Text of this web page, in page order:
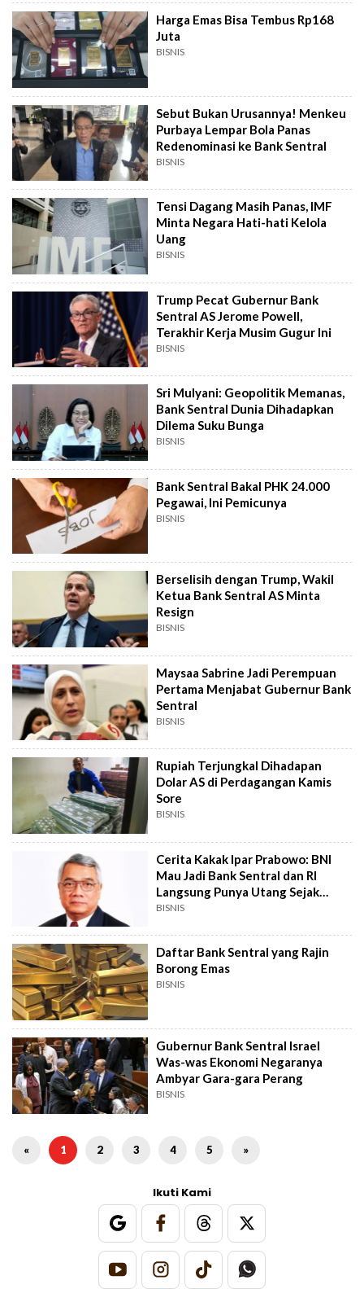
Harga Emas Bisa Tembus Rp168
Juta
BISNIS
Sebut Bukan Urusannya! Menkeu
Purbaya Lempar Bola Panas
Redenominasi ke Bank Sentral
BISNIS
Tensi Dagang Masih Panas, IMF
Minta Negara Hati-hati Kelola
Uang
BISNIS
Trump Pecat Gubernur Bank
Sentral AS Jerome Powell,
Terakhir Kerja Musim Gugur Ini
BISNIS
Sri Mulyani: Geopolitik Memanas,
Bank Sentral Dunia Dihadapkan
Dilema Suku Bunga
BISNIS
Bank Sentral Bakal PHK 24.000
Pegawai, Ini Pemicunya
BISNIS
Berselisih dengan Trump, Wakil
Ketua Bank Sentral AS Minta
Resign
BISNIS
Maysaa Sabrine Jadi Perempuan
Pertama Menjabat Gubernur Bank
Sentral
BISNIS
Rupiah Terjungkal Dihadapan
Dolar AS di Perdagangan Kamis
Sore
BISNIS
Cerita Kakak Ipar Prabowo: BNI
Mau Jadi Bank Sentral dan RI
Langsung Punya Utang Sejak
Merdeka
BISNIS
Daftar Bank Sentral yang Rajin
Borong Emas
BISNIS
Gubernur Bank Sentral Israel
Was-was Ekonomi Negaranya
Ambyar Gara-gara Perang
BISNIS
« 1 2 3 4 5 »
Ikuti Kami